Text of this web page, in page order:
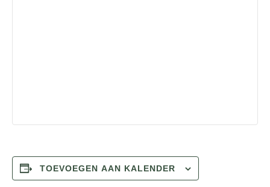
TOEVOEGEN AAN KALENDER